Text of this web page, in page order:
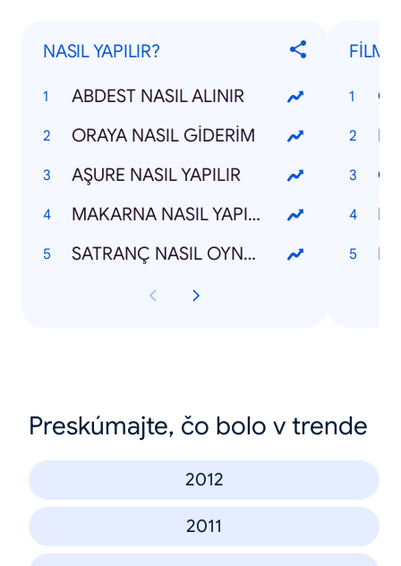
NASIL YAPILIR?
ABDEST NASIL ALINIR
ORAYA NASIL GİDERİM
AŞURE NASIL YAPILIR
MAKARNA NASIL YAPILIR
SATRANÇ NASIL OYNANIR
Preskúmajte, čo bolo v trende
2012
2011